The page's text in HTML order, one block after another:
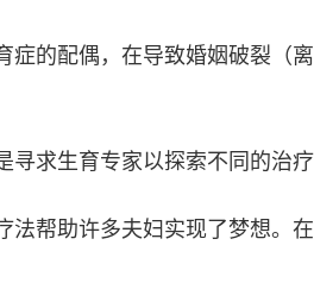
症的配偶，在导致婚姻破裂（
寻求生育专家以探索不同的治
法帮助许多夫妇实现了梦想。